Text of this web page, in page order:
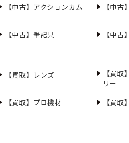
【中古】アクションカム 【中古
【中古】筆記具 【中古
【買取】レンズ
【買
リー
【買取】プロ機材 【買